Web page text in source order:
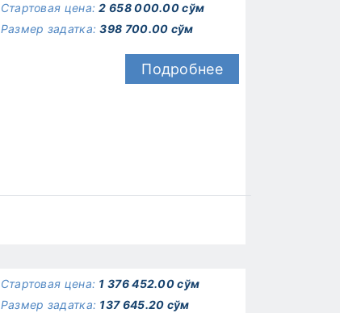
Стартовая цена:2 658 000.00 сўм
Размер задатка:398 700.00 сўм
Подробнее
Стартовая цена: 1 376 452.00 сўм
Размер задатка: 137 645.20 сўм